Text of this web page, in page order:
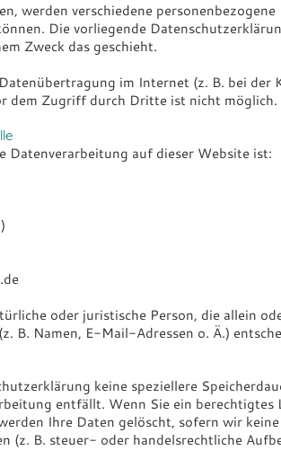
werden verschiedene
Die vorliegende
Zweck das geschieht.
im Internet (z. B. bei
dem Zugriff durch Dritte ist nicht möglich.
Datenverarbeitung auf dieser Website ist:
oder juristische Person, die allein
B. Namen, E-Mail-Adressen o. Ä.)
keine speziellere
entfällt. Wenn Sie ein
Ihre Daten gelöscht, sofern wir
(z. B. steuer- oder handelsrechtliche